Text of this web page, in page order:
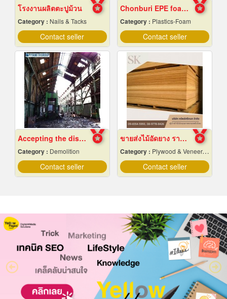
โรงงานผลิตตะปูม้วน
Category : Nails & Tacks
Contact seller
Chonburi EPE foam factory
Category : Plastics-Foam
Contact seller
Accepting the dismantling of steel structures
Category : Demolition
Contact seller
ขายส่งไม้อัดยาง ราคาถูก
Category : Plywood & Veneer-Dealers
Contact seller